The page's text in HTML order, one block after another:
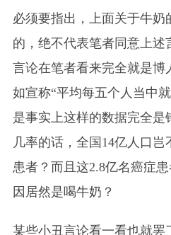
必须要指出，上面关于牛奶
的，绝不代表笔者同意上述
言论在笔者看来完全就是博
如宣称“平均每五个人当中
是事实上这样的数据完全是
几率的话，全国14亿人口
患者？而且这2.8亿名癌症
因居然是喝牛奶？
某些小丑言论看一看也就罢